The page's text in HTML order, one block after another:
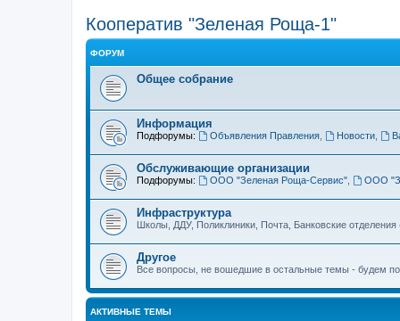
Кооператив "Зеленая Роща-1"
ФОРУМ
Общее собрание
Информация
Подфорумы: Объявления Правления, Новости,
Обслуживающие организации
Подфорумы: ООО "Зеленая Роща-Сервис", ООО
Инфраструктура
Школы, ДДУ, Поликлиники, Почта, Банковские
Другое
Все вопросы, не вошедшие в остальные темы - будем
АКТИВНЫЕ ТЕМЫ